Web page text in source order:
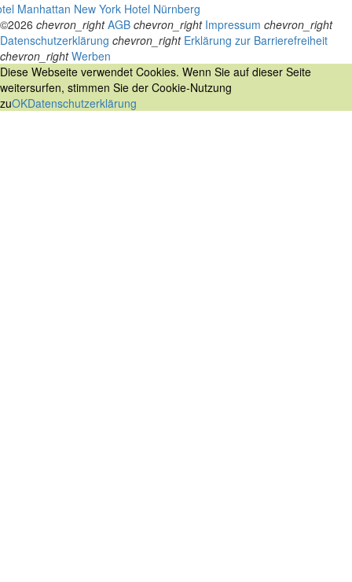
Manhattan New York Hotel Nürnberg
©2026 chevron_right AGB chevron_right Impressum chevron_right
Datenschutzerklärung chevron_right Erklärung zur Barrierefreiheit
chevron_right Werben
Diese Webseite verwendet Cookies. Wenn Sie auf dieser Seite
weitersurfen, stimmen Sie der Cookie-Nutzung
zuOKDatenschutzerklärung